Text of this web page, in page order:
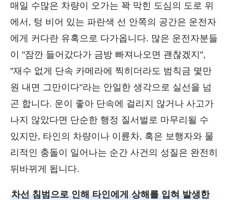
매일 수많은 차량이 오가는 꽉 막힌 도심의 도로 위
에서, 텅 비어 있는 파란색 선 안쪽의 공간은 운전자
에게 커다란 유혹으로 다가옵니다. 많은 운전자분들
이 "잠깐 들어갔다가 금방 빠져나오면 괜찮겠지",
"재수 없게 단속 카메라에 찍히더라도 범칙금 몇만
원 내면 그만이다"라는 안일한 생각으로 실선을 넘
곤 합니다. 운이 좋아 단속에 걸리지 않거나 사고가
나지 않았다면 단순한 행정 질서벌로 마무리될 수
있지만, 타인의 차량이나 이륜차, 혹은 보행자와 물
리적인 충돌이 일어나는 순간 사건의 성질은 완전히
뒤바뀌게 됩니다.
차선 침범으로 인해 타인에게 상해를 입혀 발생한